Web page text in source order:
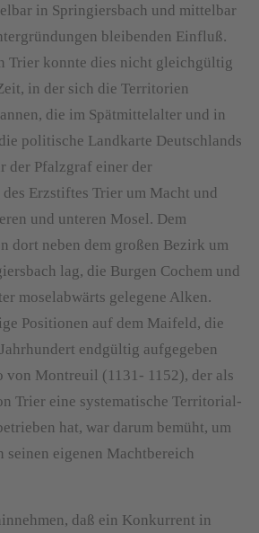
in Springiersbach und mittelbar
bleibenden Einfluß.
Trier konnte dies nicht gleichgültig
in der sich die Territorien
die im Spätmittelalter und in
politische Landkarte Deutschlands
der Pfalzgraf einer der
Erzstiftes Trier um Macht und
und unteren Mosel. Dem
dort neben dem großen Bezirk um
lag, die Burgen Cochem und
moselabwärts gelegene Alken.
Positionen auf dem Maifeld, die
endgültig aufgegeben
von Montreuil (1131- 1152), der als
Trier eine systematische Territorial-
hat, war darum bemüht, um
seinen eigenen Machtbereich
daß ein Konkurrent in